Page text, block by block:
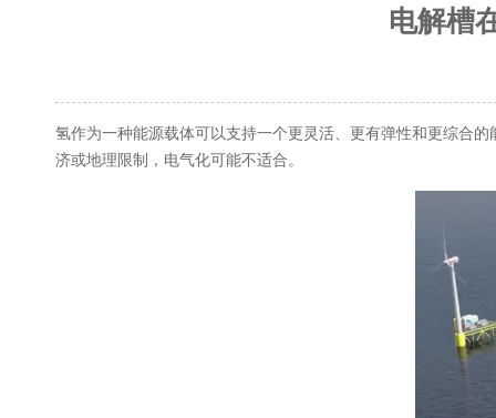
电解槽
氢作为一种能源载体可以支持一个更灵活、更有弹性和更综合
济或地理限制，电气化可能不适合。